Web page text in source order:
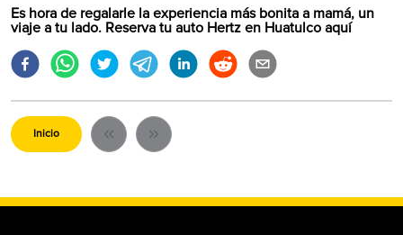
Es hora de regalarle la experiencia más bonita a mamá, un
viaje a tu lado. Reserva tu auto Hertz en Huatulco aquí
Inicio